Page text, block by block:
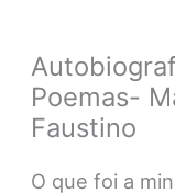
content
Poemas-
Faustino
O que foi a